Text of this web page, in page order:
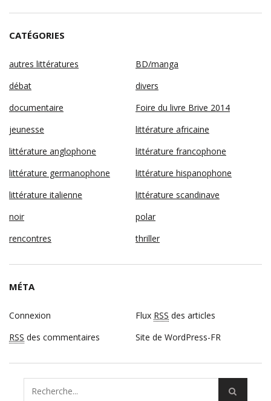
CATÉGORIES
autres littératures
BD/manga
débat
divers
documentaire
Foire du livre Brive 2014
jeunesse
littérature africaine
littérature anglophone
littérature francophone
littérature germanophone
littérature hispanophone
littérature italienne
littérature scandinave
noir
polar
rencontres
thriller
MÉTA
Connexion Flux RSS des articles
RSS des commentaires Site de WordPress-FR